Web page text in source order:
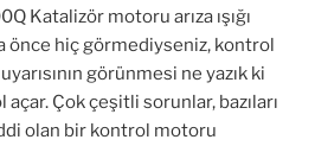
Katalizör motoru arıza ışığı
önce hiç görmediyseniz, kontrol
görünmesi ne yazık ki
Çok çeşitli sorunlar, bazıları
olan bir kontrol motoru